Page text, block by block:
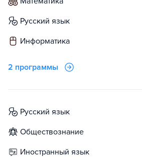
русский язык
информатика
2 программы
русский язык
обществознание
иностранный язык